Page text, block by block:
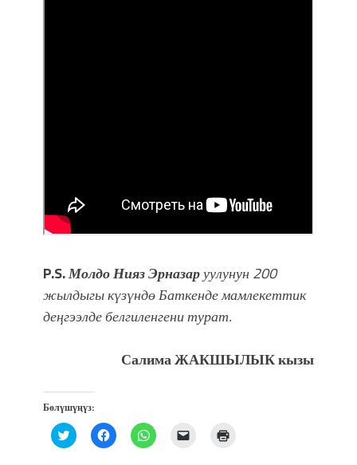
P.S.Молдо Нияз Эрназаруулунун 200
жылдыгы күзүндө Баткенде мамлекеттик
деңгээлде белгиленгени турат.
Салима ЖАКШЫЛЫК кызы
Бөлүшүңүз:
Нажмите,
чтобы
Нажмите,
чтобы
Нажмите,
чтобы
Послать
ссылку